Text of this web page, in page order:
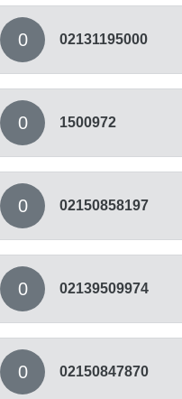
0 02131195000
0 1500972
0 02150858197
0 02139509974
0 02150847870